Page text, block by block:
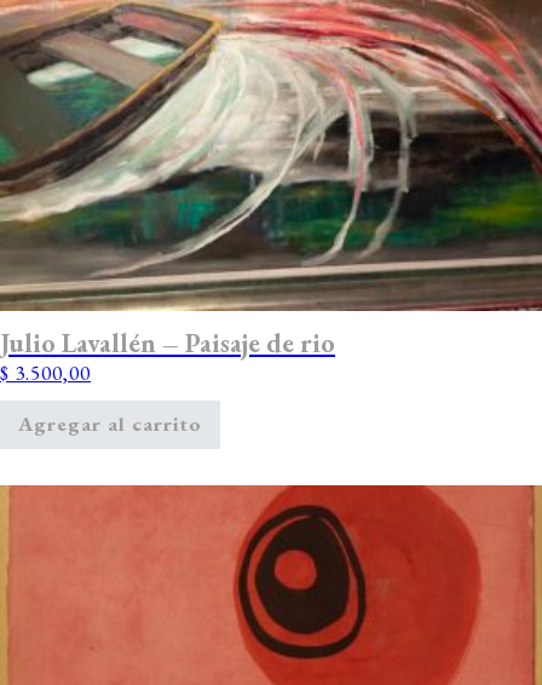
Julio Lavallén – Paisaje de rio
$ 3.500,00
Agregar al carrito